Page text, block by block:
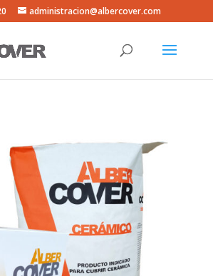
administracion@albercover.com